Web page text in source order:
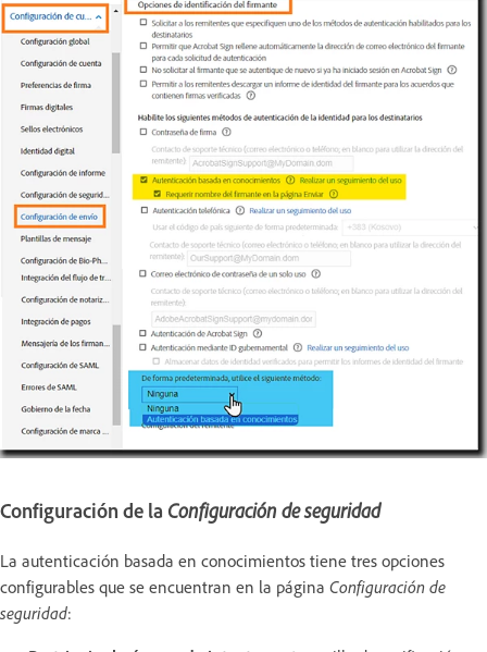
Configuración de la Configuración de seguridad
La autenticación basada en conocimientos tiene tres opciones
configurables que se encuentran en la página Configuración de
seguridad: